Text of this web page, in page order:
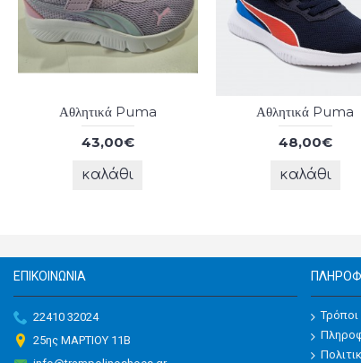
Αθλητικά Puma
43,00€
καλάθι
Αθλητικά Puma
48,00€
καλάθι
ΕΠΙΚΟΙΝΩΝΊΑ
22410 32024
25ης ΜΑΡΤΙΟΥ 11Β